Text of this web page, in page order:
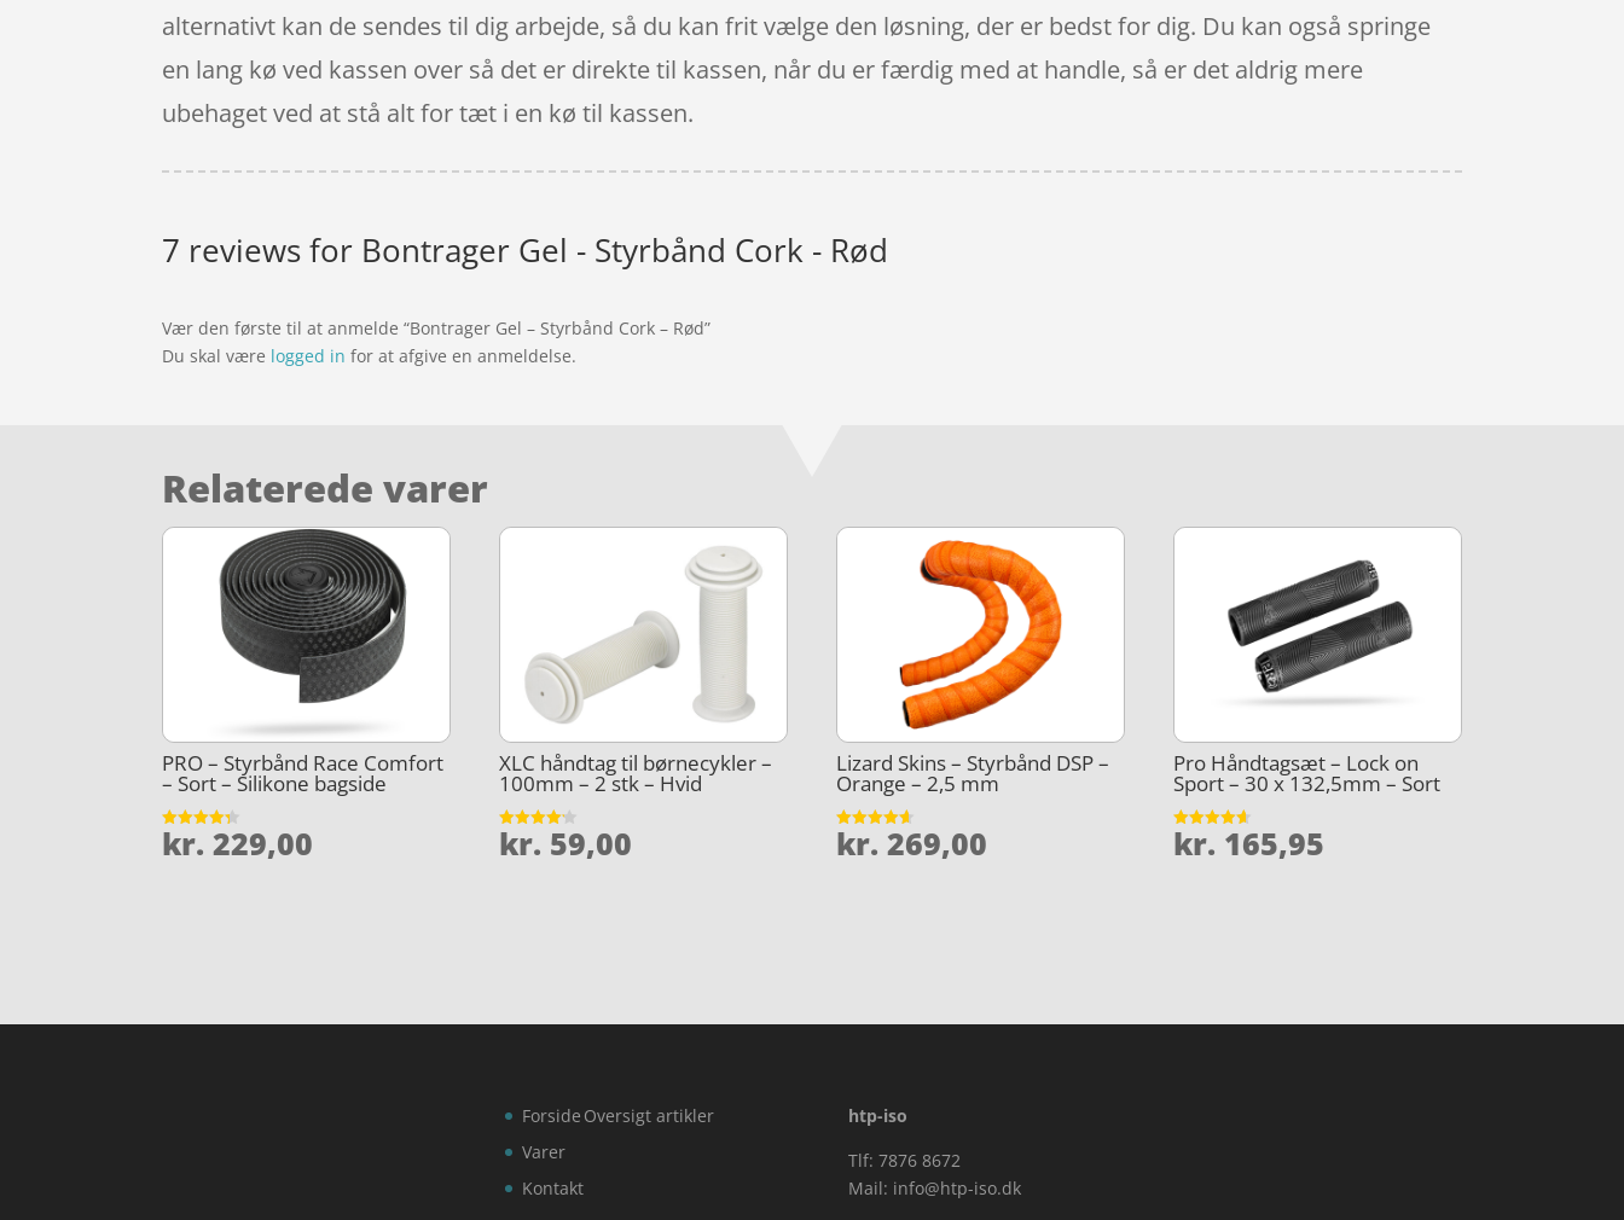
alternativt kan de sendes til dig arbejde, så du kan frit vælge den løsning, der er bedst for dig. Du kan også springe
en lang kø ved kassen over så det er direkte til kassen, når du er færdig med at handle, så er det aldrig mere
ubehaget ved at stå alt for tæt i en kø til kassen.
7 reviews for Bontrager Gel - Styrbånd Cork - Rød
Vær den første til at anmelde “Bontrager Gel – Styrbånd Cork – Rød”
Du skal være logged in for at afgive en anmeldelse.
Relaterede varer
PRO – Styrbånd Race Comfort
– Sort – Silikone bagside
Vurderet
4.3
kr. 229,00
XLC håndtag til børnecykler –
100mm – 2 stk – Hvid
Vurderet
4.1
kr. 59,00
Lizard Skins – Styrbånd DSP –
Orange – 2,5 mm
Vurderet
4.6
kr. 269,00
Pro Håndtagsæt – Lock on
Sport – 30 x 132,5mm – Sort
Vurderet
4.6
kr. 165,95
Forside
Varer
Kontakt
Oversigt artikler
htp-iso
Tlf: 7876 8672
Mail: info@htp-iso.dk